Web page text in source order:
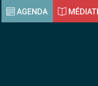
AGENDA